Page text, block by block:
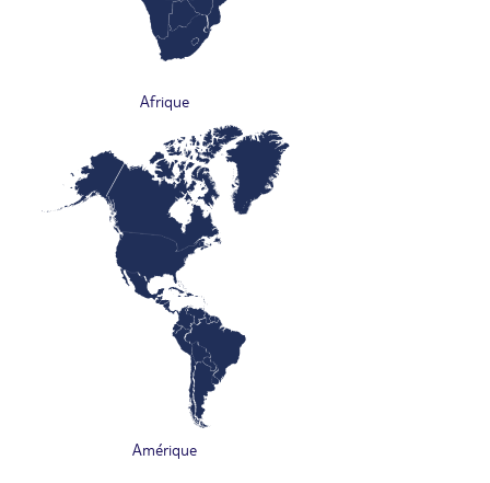
Afrique
Amérique